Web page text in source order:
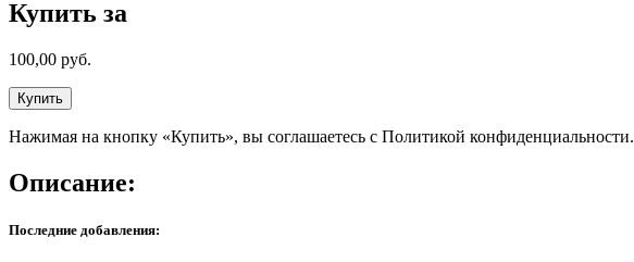
Купить за
100,00 руб.
Купить
Нажимая на кнопку «Купить», вы соглашаетесь с Политикой конфиденциальности.
Описание:
Последние добавления: